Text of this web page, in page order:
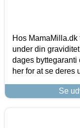
Hos MamaMilla.dk
under din
dages byttegaranti
her for at se deres
Se